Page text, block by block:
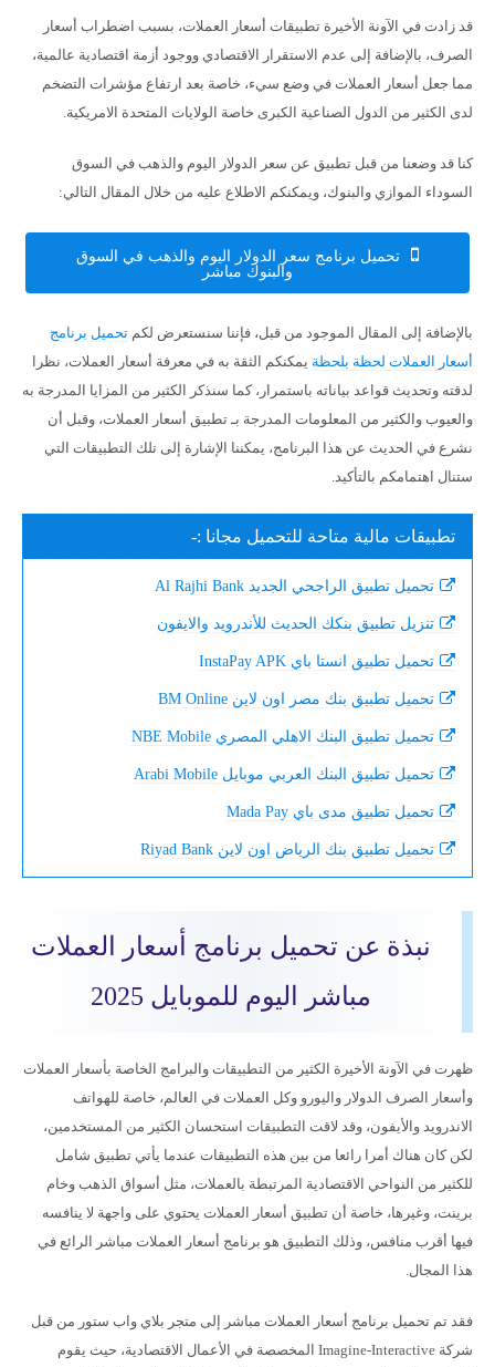
قد زادت في الآونة الأخيرة تطبيقات أسعار العملات، بسبب اضطراب أسعار
الصرف، بالإضافة إلى عدم الاستقرار الاقتصادي ووجود أزمة اقتصادية عالمية،
مما جعل أسعار العملات في وضع سيء، خاصة بعد ارتفاع مؤشرات التضخم
لدى الكثير من الدول الصناعية الكبرى خاصة الولايات المتحدة الامريكية.
كنا قد وضعنا من قبل تطبيق عن سعر الدولار اليوم والذهب في السوق
السوداء الموازي والبنوك، ويمكنكم الاطلاع عليه من خلال المقال التالي:
تحميل برنامج سعر الدولار اليوم والذهب في السوق
والبنوك مباشر
بالإضافة إلى المقال الموجود من قبل، فإننا سنستعرض لكم تحميل برنامج
أسعار العملات لحظة بلحظة يمكنكم الثقة به في معرفة أسعار العملات، نظرا
لدقته وتحديث قواعد بياناته باستمرار، كما سنذكر الكثير من المزايا المدرجة به
والعيوب والكثير من المعلومات المدرجة بـ تطبيق أسعار العملات، وقبل أن
نشرع في الحديث عن هذا البرنامج، يمكننا الإشارة إلى تلك التطبيقات التي
ستنال اهتمامكم بالتأكيد.
تطبيقات مالية متاحة للتحميل مجانا :-
تحميل تطبيق الراجحي الجديد Al Rajhi Bank
تنزيل تطبيق بنكك الحديث للأندرويد والايفون
تحميل تطبيق انستا باي InstaPay APK
تحميل تطبيق بنك مصر اون لاين BM Online
تحميل تطبيق البنك الاهلي المصري NBE Mobile
تحميل تطبيق البنك العربي موبايل Arabi Mobile
تحميل تطبيق مدى باي Mada Pay
تحميل تطبيق بنك الرياض اون لاين Riyad Bank
نبذة عن تحميل برنامج أسعار العملات
مباشر اليوم للموبايل 2025
ظهرت في الآونة الأخيرة الكثير من التطبيقات والبرامج الخاصة بأسعار العملات
وأسعار الصرف الدولار واليورو وكل العملات في العالم، خاصة للهواتف
الاندرويد والأيفون، وقد لاقت التطبيقات استحسان الكثير من المستخدمين،
لكن كان هناك أمرا رائعا من بين هذه التطبيقات عندما يأتي تطبيق شامل
للكثير من النواحي الاقتصادية المرتبطة بالعملات، مثل أسواق الذهب وخام
برينت، وغيرها، خاصة أن تطبيق أسعار العملات يحتوي على واجهة لا ينافسه
فيها أقرب منافس، وذلك التطبيق هو برنامج أسعار العملات مباشر الرائع في
هذا المجال.
فقد تم تحميل برنامج أسعار العملات مباشر إلى متجر بلاي واب ستور من قبل
شركة Imagine-Interactive المخصصة في الأعمال الاقتصادية، حيث يقوم